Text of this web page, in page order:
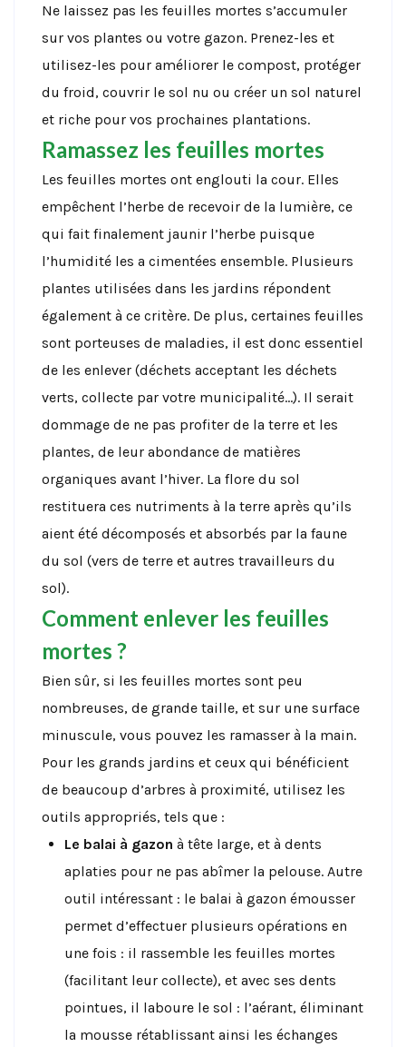
Ne laissez pas les feuilles mortes s’accumuler
sur vos plantes ou votre gazon. Prenez-les et
utilisez-les pour améliorer le compost, protéger
du froid, couvrir le sol nu ou créer un sol naturel
et riche pour vos prochaines plantations.
Ramassez les feuilles mortes
Les feuilles mortes ont englouti la cour. Elles
empêchent l’herbe de recevoir de la lumière, ce
qui fait finalement jaunir l’herbe puisque
l’humidité les a cimentées ensemble. Plusieurs
plantes utilisées dans les jardins répondent
également à ce critère. De plus, certaines feuilles
sont porteuses de maladies, il est donc essentiel
de les enlever (déchets acceptant les déchets
verts, collecte par votre municipalité…). Il serait
dommage de ne pas profiter de la terre et les
plantes, de leur abondance de matières
organiques avant l’hiver. La flore du sol
restituera ces nutriments à la terre après qu’ils
aient été décomposés et absorbés par la faune
du sol (vers de terre et autres travailleurs du
sol).
Comment enlever les feuilles
mortes ?
Bien sûr, si les feuilles mortes sont peu
nombreuses, de grande taille, et sur une surface
minuscule, vous pouvez les ramasser à la main.
Pour les grands jardins et ceux qui bénéficient
de beaucoup d’arbres à proximité, utilisez les
outils appropriés, tels que :
Le balai à gazon à tête large, et à dents
aplaties pour ne pas abîmer la pelouse. Autre
outil intéressant : le balai à gazon émousser
permet d’effectuer plusieurs opérations en
une fois : il rassemble les feuilles mortes
(facilitant leur collecte), et avec ses dents
pointues, il laboure le sol : l’aérant, éliminant
la mousse rétablissant ainsi les échanges